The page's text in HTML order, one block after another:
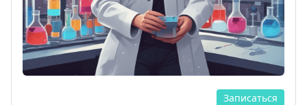
Записаться